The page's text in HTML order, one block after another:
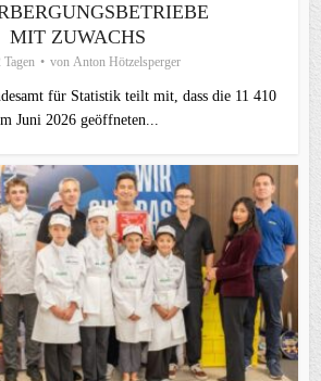
MIT ZUWACHS
von Anton Hötzelsperger
für Statistik teilt mit, dass die 11 410
Juni 2026 geöffneten...